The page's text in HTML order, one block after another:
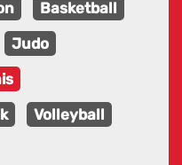
Basketball
Judo
Volleyball